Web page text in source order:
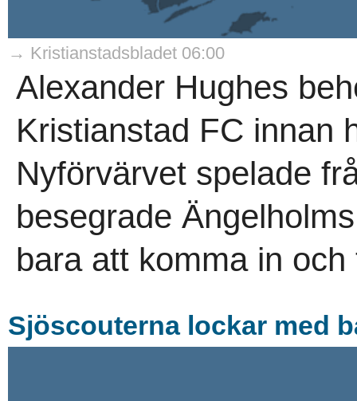
→ Kristianstadsbladet 06:00
Alexander Hughes
Kristianstad FC innan
Nyförvärvet spelade
besegrade
bara att komma in och
Sjöscouterna lockar med